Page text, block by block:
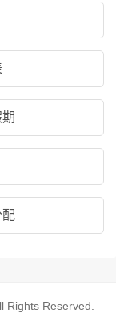
Rights Reserved.